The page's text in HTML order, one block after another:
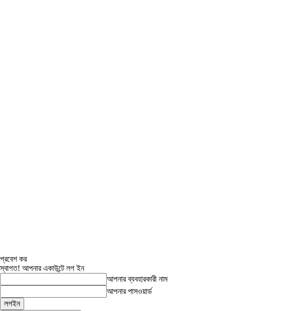
প্রবেশ কর
স্বাগত! আপনার একাউন্টে লগ ইন
আপনার ব্যবহারকারী নাম
আপনার পাসওয়ার্ড